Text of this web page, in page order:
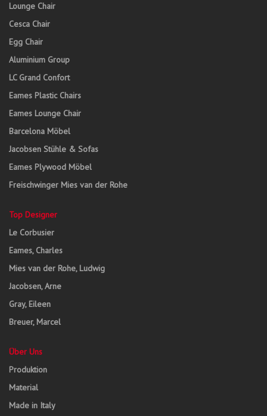
Lounge Chair
Cesca Chair
Egg Chair
Aluminium Group
LC Grand Confort
Eames Plastic Chairs
Eames Lounge Chair
Barcelona Möbel
Jacobsen Stühle & Sofas
Eames Plywood Möbel
Freischwinger Mies van der Rohe
Top Designer
Le Corbusier
Eames, Charles
Mies van der Rohe, Ludwig
Jacobsen, Arne
Gray, Eileen
Breuer, Marcel
Über Uns
Produktion
Material
Made in Italy